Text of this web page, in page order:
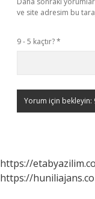
ve site adresim bu
9 - 5 kaçtır?*
https://
https://